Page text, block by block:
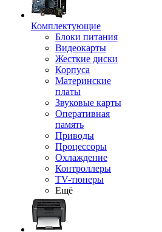
Комплектующие
Блоки питания
Видеокарты
Жесткие диски
Корпуса
Материнские
платы
Звуковые карты
Оперативная
память
Приводы
Процессоры
Охлаждение
Контроллеры
TV-тюнеры
Ещё